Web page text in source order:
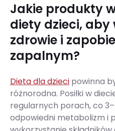
Jakie produkty
diety dzieci, aby
zdrowie i
zapalnym?
Dieta dla dzieci powinna
różnorodna. Posiłki w
regularnych porach, co
odpowiedni metabolizm i